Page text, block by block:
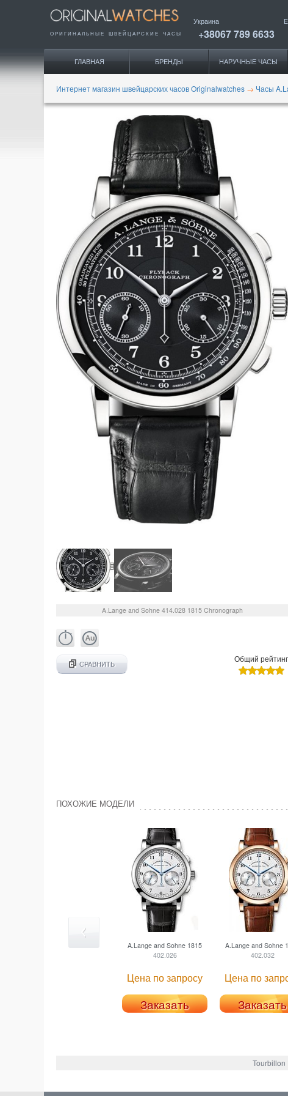
ОРИГИНАЛЬНЫЕ ШВЕЙЦАРСКИЕ ЧАСЫ
Украина
+38067 789 6633
ГЛАВНАЯ БРЕНДЫ НАРУЧНЫЕ ЧАСЫ
Интернет магазин швейцарских часов Originalwatches → Часы
A.Lange and Sohne 414.028 1815 Chronograph
СРАВНИТЬ
Общий рейтинг
ПОХОЖИЕ МОДЕЛИ
A.Lange and Sohne 1815
402.026
Цена по запросу
Заказать
A.Lange and Sohne
402.032
Цена по
Заказать
Tourbillon